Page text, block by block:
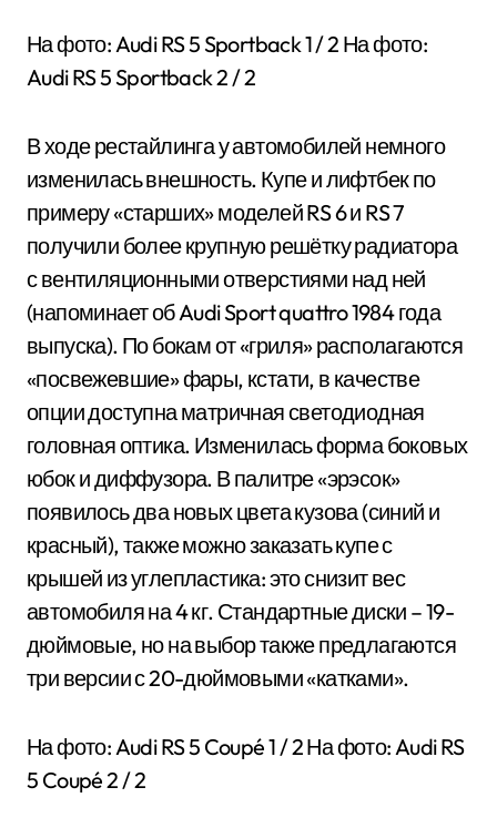
На фото: Audi RS 5 Sportback1/ 2 На фото:
Audi RS 5 Sportback2 / 2
В ходе рестайлинга у автомобилей немного
изменилась внешность. Купе и лифтбек по
примеру «старших» моделей RS 6 и RS 7
получили более крупную решётку радиатора
с вентиляционными отверстиями над ней
(напоминает об Audi Sport quattro 1984 года
выпуска). По бокам от «гриля» располагаются
«посвежевшие» фары, кстати, в качестве
опции доступна матричная светодиодная
головная оптика. Изменилась форма боковых
юбок и диффузора. В палитре «эрэсок»
появилось два новых цвета кузова (синий и
красный), также можно заказать купе с
крышей из углепластика: это снизит вес
автомобиля на 4 кг. Стандартные диски – 19-
дюймовые, но на выбор также предлагаются
три версии с 20-дюймовыми «катками».
На фото: Audi RS 5 Coupé1 / 2 На фото: Audi RS
5 Coupé2 / 2